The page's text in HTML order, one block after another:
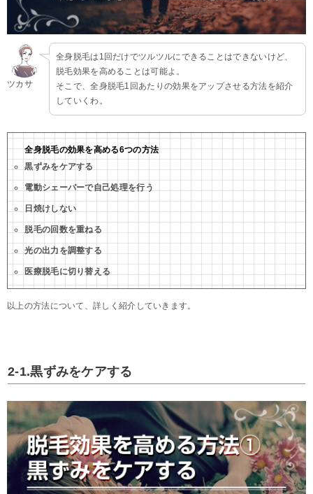
ツカサ
全身脱毛は1回だけでツルツルにできることはできないけど、
脱毛効果を高めることは可能よ。
そこで、全身脱毛1回あたりの効果をアップさせる方法を紹介
していくわ。
全身脱毛の効果を高める6つの方法
黒ずみをケアする
電動シェーバーで自己処理を行う
日焼けしない
脱毛の回数を重ねる
光の出力を調整する
医療脱毛に切り替える
以上の方法について、詳しく紹介していきます。
2-1.黒ずみをケアする